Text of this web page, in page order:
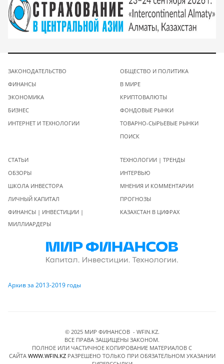
ЗАКОНОДАТЕЛЬСТВО
ФИНАНСЫ
ЭКОНОМИКА
БИЗНЕС
ИНТЕРНЕТ И ТЕХНОЛОГИИ
ОБЩЕСТВО И ПОЛИТИКА
В МИРЕ
КРИПТОВАЛЮТЫ
ФОНДОВЫЕ РЫНКИ
ТОВАРНО-СЫРЬЕВЫЕ РЫНКИ
ПОИСК
СТАТЬИ
ОБЗОРЫ
ШКОЛА ИНВЕСТОРА
ЛИЧНЫЙ КАПИТАЛ
ФИНАНСЫ | ИНВЕСТИЦИИ |
МИЛЛИАРДЕРЫ
ТЕХНОЛОГИИ | ТРЕНДЫ
ИНТЕРВЬЮ
МНЕНИЯ И КОММЕНТАРИИ
ПРОГНОЗЫ
КАЗАХСТАН В ЦИФРАХ
Архив за 2013-2019 годы
© 2025 МИР ФИНАНСОВ - WFIN.KZ.
ВСЕ ПРАВА ЗАЩИЩЕНЫ ЗАКОНОМ.
ПОЛНОЕ ИЛИ ЧАСТИЧНОЕ КОПИРОВАНИЕ МАТЕРИАЛОВ C
САЙТА WWW.WFIN.KZРАЗРЕШЕНО ТОЛЬКО ПРИ ОБЯЗАТЕЛЬНОМ УКАЗАНИИ